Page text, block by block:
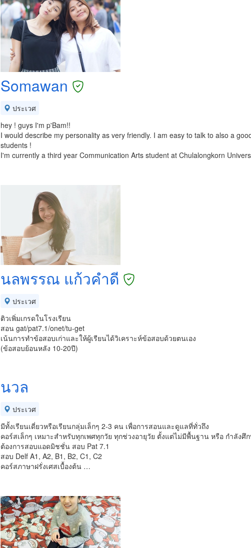
Somawan
ประเวศ
hey ! guys I'm p'Bam!!
I would describe my personality as very friendly. I am easy to talk to also a
students !
I'm currently a third year Communication Arts student at Chulalongkorn
นลพรรณ แก้วคำดี
ประเวศ
ติวเพิ่มเกรดในโรงเรียน
สอน gat/pat7.1/onet/tu-get
เน้นการทำข้อสอบเก่าและให้ผู้เรียนได้วิเคราะห์ข้อสอบด้วยตนเอง
(ข้อสอบย้อนหลัง 10-20ปี)
นวล
ประเวศ
มีทั้งเรียนเดี่ยวหรือเรียนกลุ่มเล็กๆ 2-3 คน เพื่อการสอนและดูแลที่ทั่วถึง
คอร์สเล็กๆ เหมาะสำหรับทุกเพศทุกวัย ทุกช่วงอายุวัย ตั้งแต่ไม่มีพื้นฐาน หรือ กำลังศึ
ต้องการสอบแอดมิชชั่น สอบ Pat 7.1
สอบ Delf A1, A2, B1, B2, C1, C2
คอร์สภาษาฝรั่งเศสเบื้องต้น …